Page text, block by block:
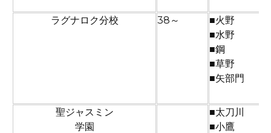
ラグナロク分校 38～
■火野
■水野
■鋼
■草野
■矢部門
聖ジャスミン
学園
■太刀川
■小鷹